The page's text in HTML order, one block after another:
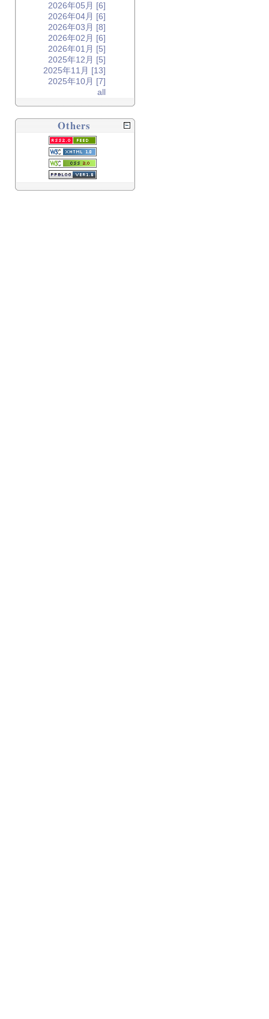
2026年05月 [6]
2026年04月 [6]
2026年03月 [8]
2026年02月 [6]
2026年01月 [5]
2025年12月 [5]
2025年11月 [13]
2025年10月 [7]
all
Others